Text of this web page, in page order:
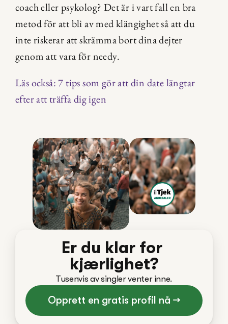
coach eller psykolog? Det är i vart fall en bra
metod för att bli av med klängighet så att du
inte riskerar att skrämma bort dina dejter
genom att vara för needy.
Läs också: 7 tips som gör att din date längtar
efter att träffa dig igen
Er du klar for
kjærlighet?
Tusenvis av singler venter inne.
Opprett en gratis profil nå →